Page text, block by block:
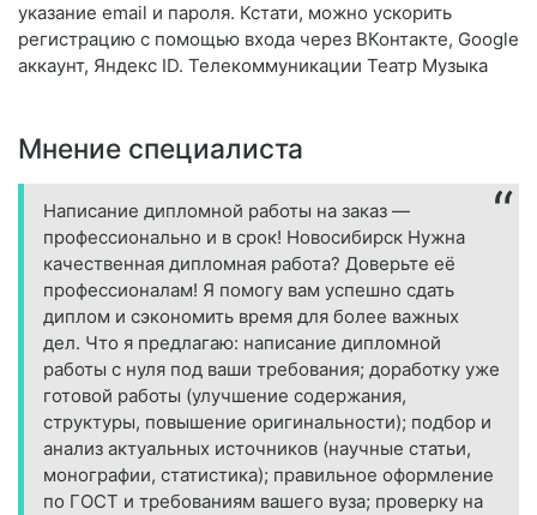
указание email и пароля. Кстати, можно ускорить
регистрацию с помощью входа через ВКонтакте, Google
аккаунт, Яндекс ID. Телекоммуникации Театр Музыка
Мнение специалиста
Написание дипломной работы на заказ —
профессионально и в срок! Новосибирск Нужна
качественная дипломная работа? Доверьте её
профессионалам! Я помогу вам успешно сдать
диплом и сэкономить время для более важных
дел. Что я предлагаю: написание дипломной
работы с нуля под ваши требования; доработку уже
готовой работы (улучшение содержания,
структуры, повышение оригинальности); подбор и
анализ актуальных источников (научные статьи,
монографии, статистика); правильное оформление
по ГОСТ и требованиям вашего вуза; проверку на